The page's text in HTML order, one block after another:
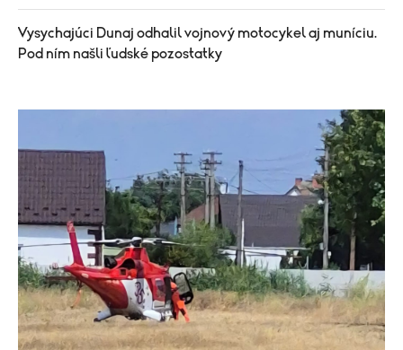
Vysychajúci Dunaj odhalil vojnový motocykel aj muníciu.
Pod ním našli ľudské pozostatky